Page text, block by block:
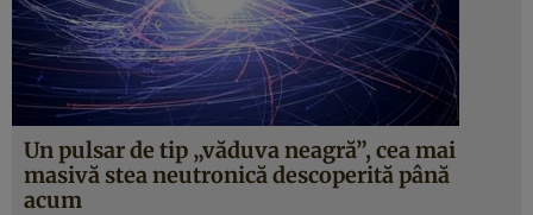
Un pulsar de tip „văduva neagră”, cea mai
masivă stea neutronică descoperită până
acum